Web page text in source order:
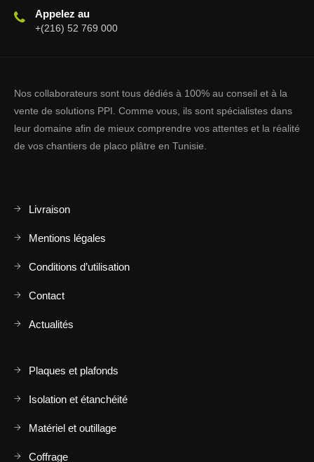
Appelez au
+(216) 52 769 000
Nos collaborateurs sont tous dédiés à 100% au conseil et à la
vente de solutions PPI. Comme vous, ils sont spécialistes dans
leur domaine afin de mieux comprendre vos attentes et la réalité
de vos chantiers de placo plâtre en Tunisie.
Livraison
Mentions légales
Conditions d’utilisation
Contact
Actualités
Plaques et plafonds
Isolation et étanchéité
Matériel et outillage
Coffrage